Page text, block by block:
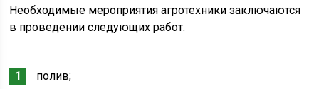
Необходимые мероприятия агротехники заключаются
в проведении следующих работ:
полив;